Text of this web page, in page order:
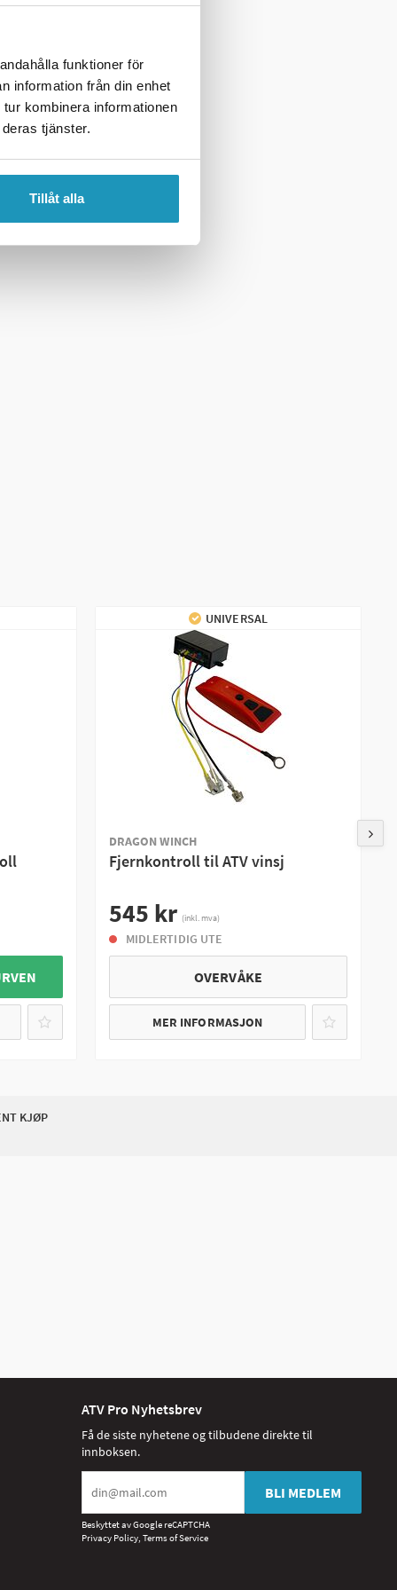
funktioner för
information från din enhet
kombinera informationen
tjänster.
Tillåt alla
UNIVERSAL
DRAGON WINCH
Fjernkontroll til ATV vinsj
545 kr (inkl. mva)
MIDLERTIDIG UTE
OVERVÅKE
MER INFORMASJON
KJØP
ATV Pro Nyhetsbrev
Få de siste nyhetene og tilbudene direkte til
innboksen.
BLI MEDLEM
Beskyttet av Google reCAPTCHA
Privacy Policy, Terms of Service